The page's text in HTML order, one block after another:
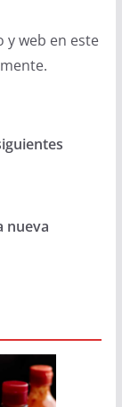
web en este
nueva